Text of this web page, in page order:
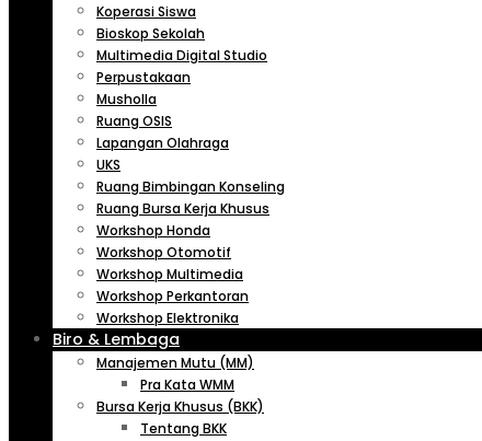
Koperasi Siswa
Bioskop Sekolah
Multimedia Digital Studio
Perpustakaan
Musholla
Ruang OSIS
Lapangan Olahraga
UKS
Ruang Bimbingan Konseling
Ruang Bursa Kerja Khusus
Workshop Honda
Workshop Otomotif
Workshop Multimedia
Workshop Perkantoran
Workshop Elektronika
Biro & Lembaga
Manajemen Mutu (MM)
Pra Kata WMM
Bursa Kerja Khusus (BKK)
Tentang BKK